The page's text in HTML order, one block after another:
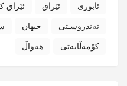
ئابوری ئێراق ئێراق
تەندروسـتی جیهان
کۆمەڵایەتی هەواڵ